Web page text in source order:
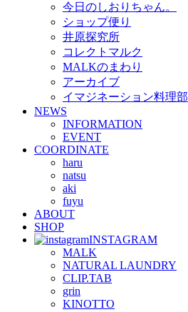
今日のしおりちゃん。
ショップ便り
井原探究所
コレクトマルク
MALKのまわり
アーカイブ
イマジネーション料理部
NEWS
INFORMATION
EVENT
COORDINATE
haru
natsu
aki
fuyu
ABOUT
SHOP
INSTAGRAM
MALK
NATURAL LAUNDRY
CLIP.TAB
grin
KINOTTO